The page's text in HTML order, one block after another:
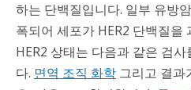
하는 단백질입니다. 일부 유방
폭되어 세포가 HER2 단백질을
HER2 상태는 다음과 같은 검
다. 면역 조직 화학 그리고 결과